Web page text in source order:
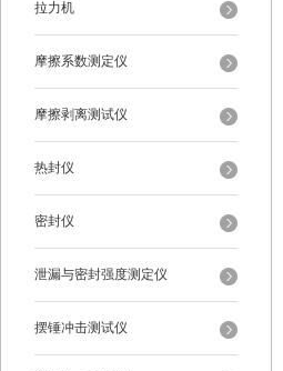
拉力机
摩擦系数测定仪
摩擦剥离测试仪
热封仪
密封仪
泄漏与密封强度测定仪
摆锤冲击测试仪